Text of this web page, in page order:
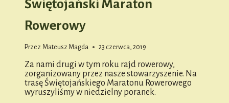
Świętojański Maraton
Rowerowy
Przez Mateusz Magda 23 czerwca, 2019
Za nami drugi w tym roku rajd rowerowy,
zorganizowany przez nasze stowarzyszenie. Na
trasę Świętojańskiego Maratonu Rowerowego
wyruszyliśmy w niedzielny poranek.